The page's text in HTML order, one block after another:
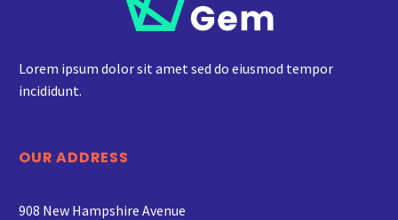
Lorem ipsum dolor sit amet sed do eiusmod tempor
incididunt.
OUR ADDRESS
908 New Hampshire Avenue